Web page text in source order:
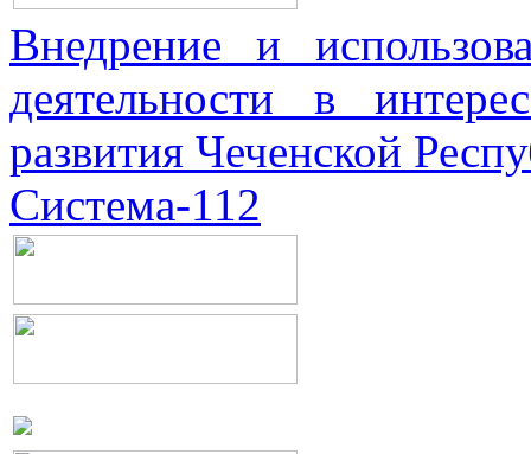
Внедрение и
деятельности в
развития Чеченской
Система-112